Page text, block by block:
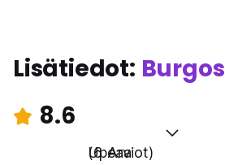
Lisätiedot: Burgos
8.6
Upeaa
(6 Arviot)